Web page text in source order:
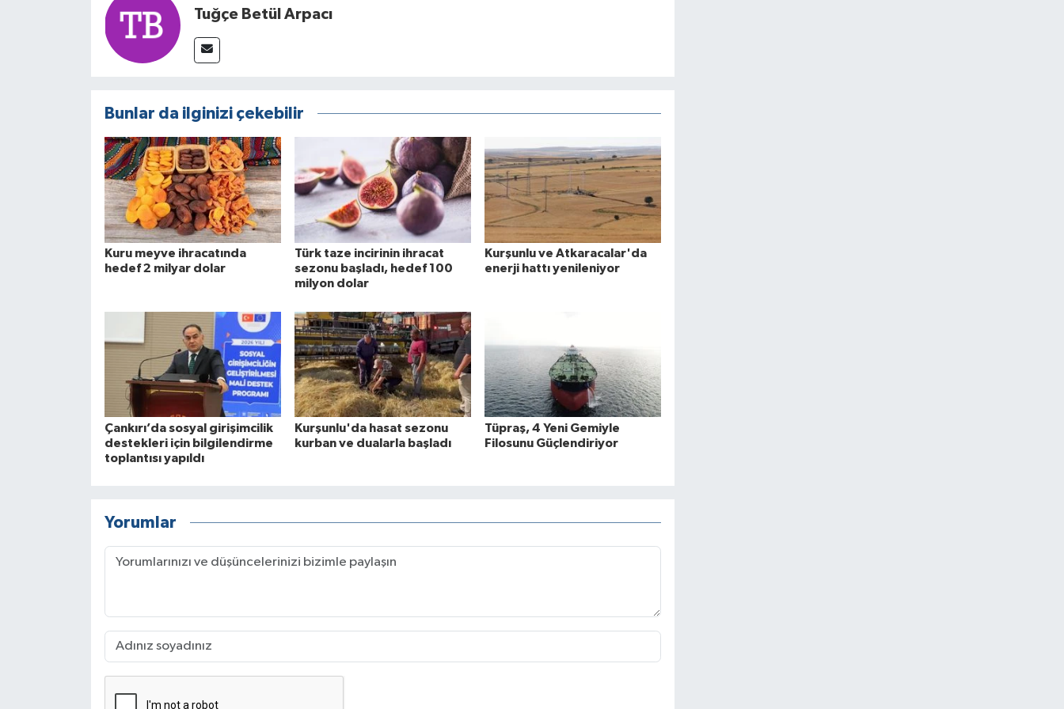
Tuğçe Betül Arpacı
Bunlar da ilginizi çekebilir
Kuru meyve ihracatında
hedef 2 milyar dolar
Türk taze incirinin ihracat
sezonu başladı, hedef 100
milyon dolar
Kurşunlu ve Atkaracalar'da
enerji hattı yenileniyor
Çankırı’da sosyal girişimcilik
destekleri için bilgilendirme
toplantısı yapıldı
Kurşunlu'da hasat sezonu
kurban ve dualarla başladı
Tüpraş, 4 Yeni Gemiyle
Filosunu Güçlendiriyor
Yorumlar